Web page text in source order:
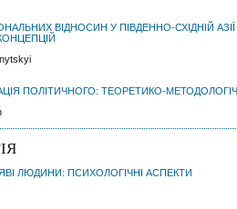
ВІДНОСИН У ПІВДЕННО-СХІДНІЙ
ПОЛІТИЧНОГО: ТЕОРЕТИКО-
ЛЮДИНИ: ПСИХОЛОГІЧНІ АСПЕКТИ